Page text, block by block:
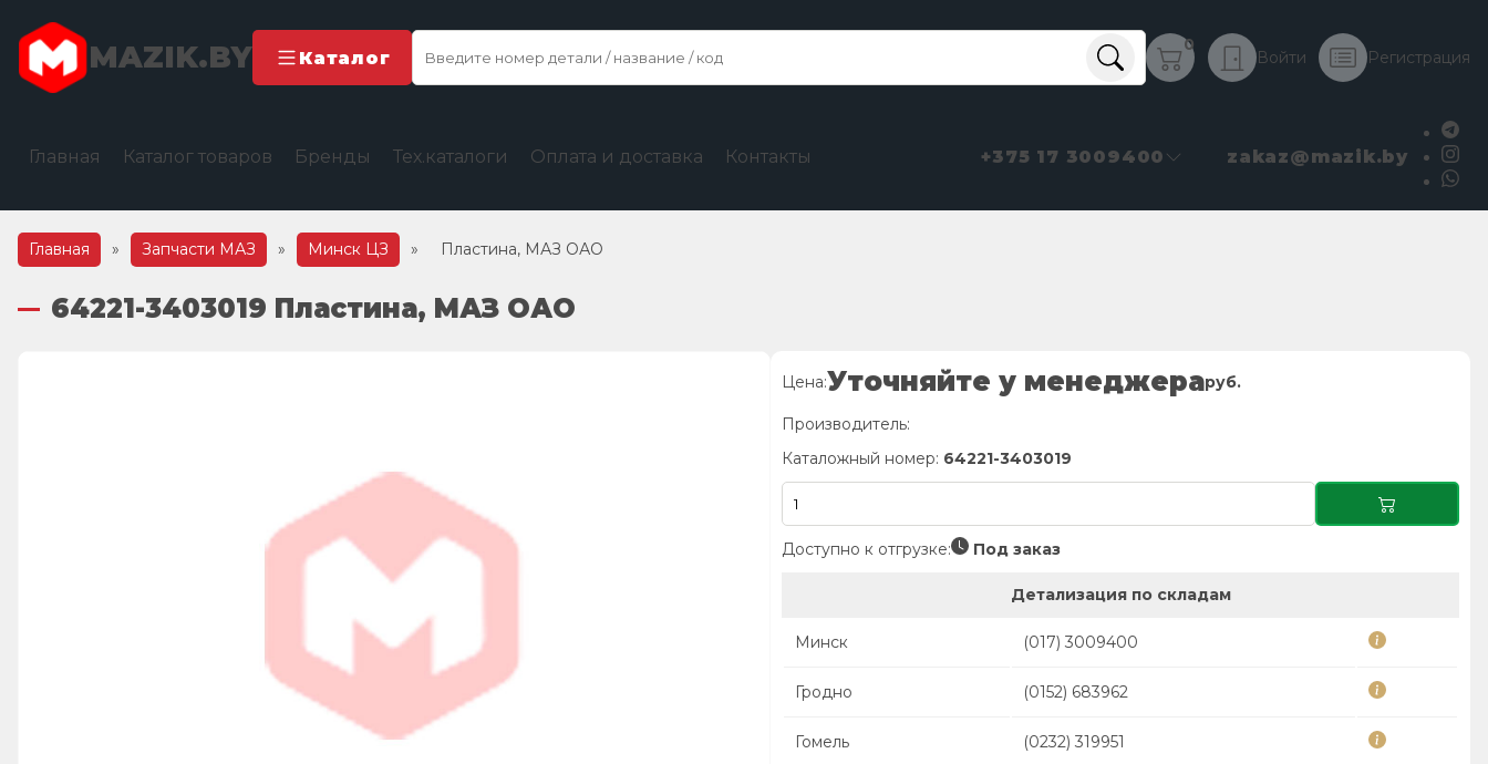
MAZIK.BY Каталог
0
Войти Регистрация
Главная Каталог товаров Бренды Тех.каталоги Оплата и доставка Контакты +375 17 3009400 zakaz@mazik.by
Главная » Запчасти МАЗ » Минск ЦЗ » Пластина, МАЗ ОАО
64221-3403019 Пластина, МАЗ ОАО
Цена:Уточняйте у менеджераруб.
Производитель:
Каталожный номер: 64221-3403019
Доступно к отгрузке: Под заказ
Детализация по складам
Минск (017) 3009400
Гродно (0152) 683962
Гомель (0232) 319951